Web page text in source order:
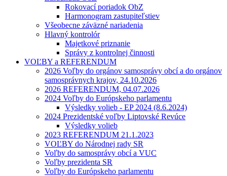
Rokovací poriadok ObZ
Harmonogram zastupiteľstiev
Všeobecne záväzné nariadenia
Hlavný kontrolór
Majetkové priznanie
Správy z kontrolnej činnosti
VOĽBY a REFERENDUM
2026 Voľby do orgánov samosprávy obcí a do orgánov
samosprávnych krajov, 24.10.2026
2026 REFERENDUM, 04.07.2026
2024 Voľby do Európskeho parlamentu
Výsledky volieb - EP 2024 (8.6.2024)
2024 Prezidentské voľby Liptovské Revúce
Výsledky volieb
2023 REFERENDUM 21.1.2023
VOĽBY do Národnej rady SR
Voľby do samosprávy obcí a VUC
Voľby prezidenta SR
Voľby do Európskeho parlamentu